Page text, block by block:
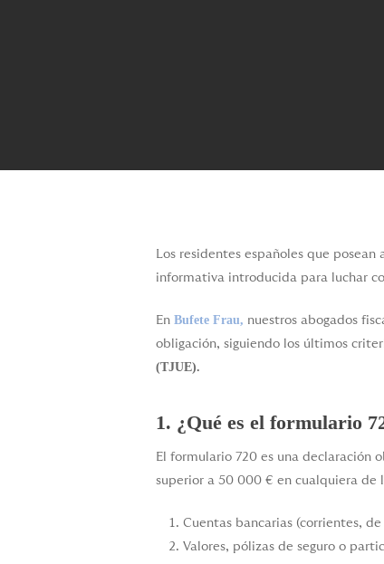
Los residentes españoles que
informativa introducida para luchar
En Bufete Frau, nuestros abogados
obligación, siguiendo los últimos
(TJUE).
1. ¿Qué es el formulario
El formulario 720 es una declaración
superior a 50 000 € en cualquiera de
Cuentas bancarias (corrientes,
Valores, pólizas de seguro o